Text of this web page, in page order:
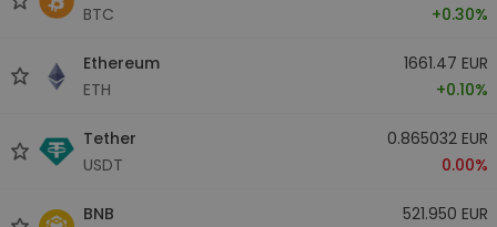
BTC
+0.30%
Ethereum
ETH
1661.47 EUR
+0.10%
Tether
USDT
0.865032 EUR
0.00%
BNB
521.950 EUR